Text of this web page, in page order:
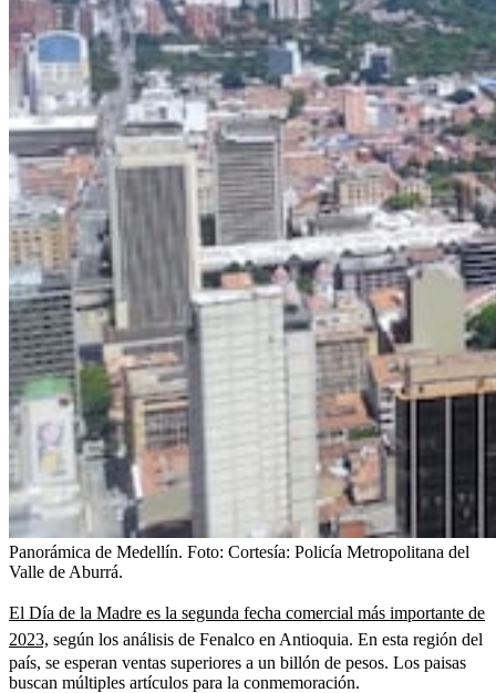
Panorámica de Medellín. Foto: Cortesía: Policía Metropolitana del
Valle de Aburrá.
El Día de la Madre es la segunda fecha comercial más importante de
2023, según los análisis de Fenalco en Antioquia. En esta región del
país, se esperan ventas superiores a un billón de pesos. Los paisas
buscan múltiples artículos para la conmemoración.